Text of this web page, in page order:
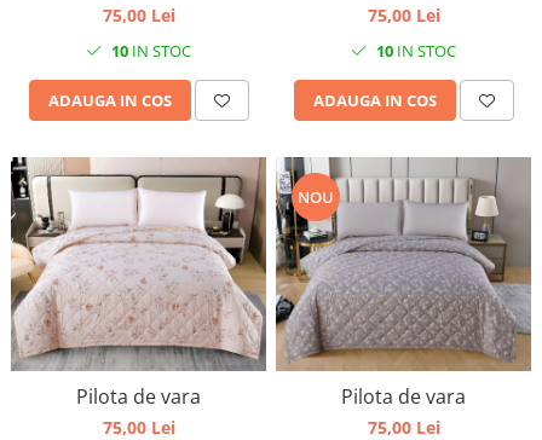
75,00 Lei
10 IN STOC
ADAUGA IN COS
75,00 Lei
10 IN STOC
ADAUGA IN COS
Pilota de vara
75,00 Lei
NOU
Pilota de vara
75,00 Lei